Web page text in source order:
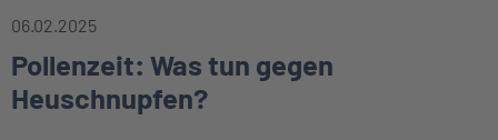
06.02.2025
Pollenzeit: Was tun gegen
Heuschnupfen?